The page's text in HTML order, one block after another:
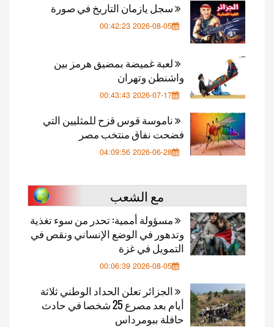
سجل يازمان التاريخ في صورة
2026-08-05 00:42:23
لعبة غميضة بمضيق هرمز بين
واشنطن وتهران
2026-07-17 00:43:43
ناموسة قوس قزح للمثليين التي
فضحت نفاق منتخب مصر
2026-06-28 04:09:56
مع الشعب
مسؤولة أممية: تحدر من سوء تغذية
وتدهور في الوضع الإنساني ونقص في
التمويل في غزة
2026-08-05 00:06:39
الجزائر تعلن الحداد الوطني ثلاثة
أيام بعد مصرع 25 شخصا في حادث
حافلة ببومرداس